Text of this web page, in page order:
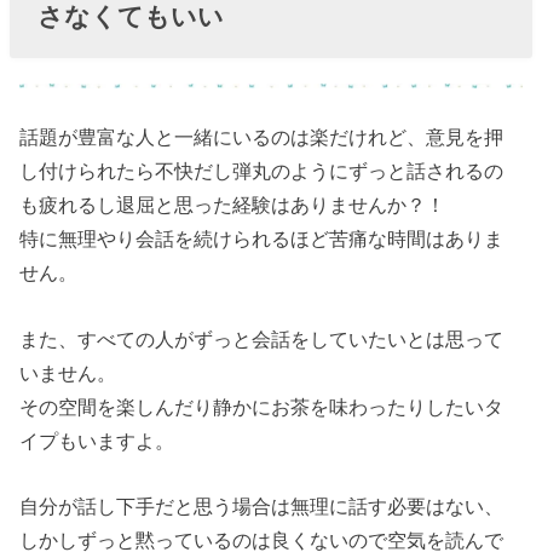
さなくてもいい
話題が豊富な人と一緒にいるのは楽だけれど、意見を押
し付けられたら不快だし弾丸のようにずっと話されるの
も疲れるし退屈と思った経験はありませんか？！
特に無理やり会話を続けられるほど苦痛な時間はありま
せん。
また、すべての人がずっと会話をしていたいとは思って
いません。
その空間を楽しんだり静かにお茶を味わったりしたいタ
イプもいますよ。
自分が話し下手だと思う場合は無理に話す必要はない、
しかしずっと黙っているのは良くないので空気を読んで